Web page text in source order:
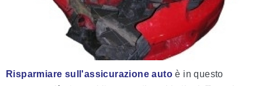
Risparmiare sull'assicurazione auto è in questo